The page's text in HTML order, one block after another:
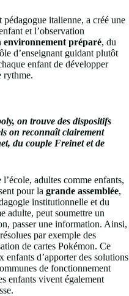
pédagogue italienne, a créé une
et l’observation
environnement préparé, du
d’enseignant guidant plutôt
enfant de développer
rythme.
on trouve des dispositifs
on reconnaît clairement
du couple Freinet et de
adultes comme enfants,
pour la grande assemblée,
institutionnelle et du
adulte, peut soumettre un
passer une information. Ainsi,
par exemple des
de cartes Pokémon. Ce
enfants d’apporter des solutions
de fonctionnement
enfants vivent également